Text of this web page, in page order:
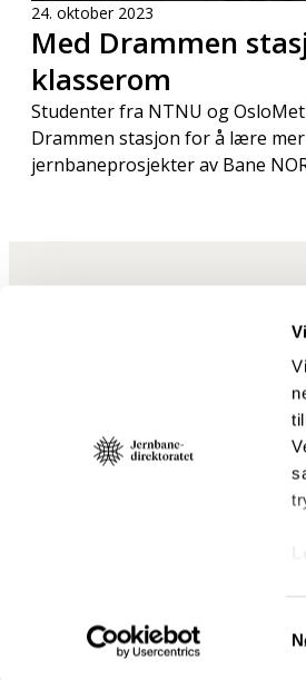
24. oktober 2023
Med Drammen
klasserom
Studenter fra NTNU og
Drammen stasjon for å lære
jernbaneprosjekter av Bane
Jernbanedirektoratet skal sørge for
og miljøvennlig til beste for de